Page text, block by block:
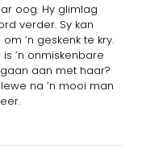
oog. Hy glimlag
verder. Sy kan
’n geskenk te kry.
’n onmiskenbare
aan met haar?
na ’n mooi man